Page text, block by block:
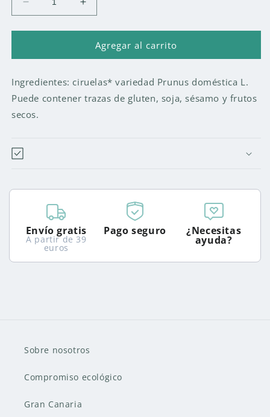
Reducir
cantidad
para
SIN
BIO
-
Aumentar
cantidad
para
CIRUELAS
SIN
BIO
-
Agregar al carrito
Ingredientes: ciruelas* variedad Prunus doméstica L.
Puede contener trazas de gluten, soja, sésamo y frutos
secos.
Envío gratis
A partir de 39
euros
Pago seguro ¿Necesitas
ayuda?
Sobre nosotros
Compromiso ecológico
Gran Canaria